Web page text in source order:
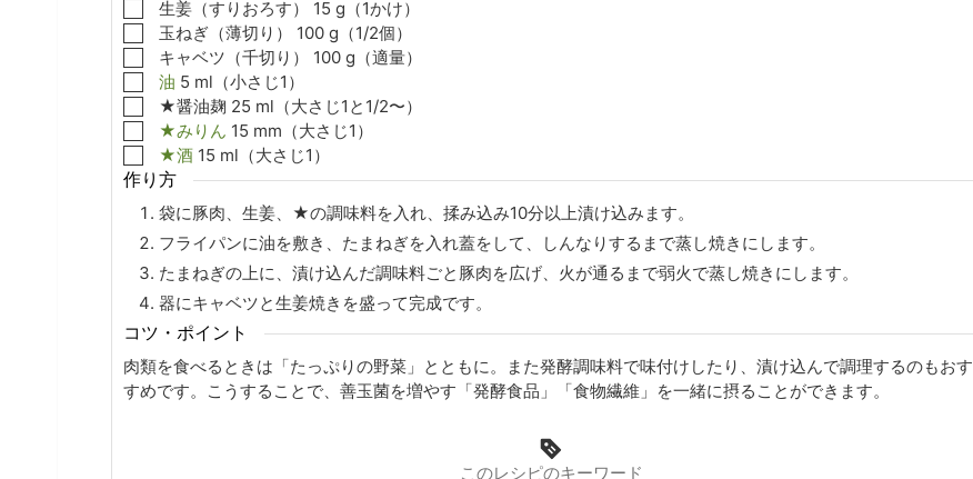
▢
生姜（すりおろす） 15 g（1かけ）
▢
玉ねぎ（薄切り） 100 g（1/2個）
▢
キャベツ（千切り） 100 g（適量）
▢
油 5 ml（小さじ1）
▢
★醤油麹 25 ml（大さじ1と1/2〜）
▢
★みりん 15 mm（大さじ1）
▢
★酒 15 ml（大さじ1）
作り方
袋に豚肉、生姜、★の調味料を入れ、揉み込み10分以上漬け込みます。
フライパンに油を敷き、たまねぎを入れ蓋をして、しんなりするまで蒸し焼きにします。
たまねぎの上に、漬け込んだ調味料ごと豚肉を広げ、火が通るまで弱火で蒸し焼きにします。
器にキャベツと生姜焼きを盛って完成です。
コツ・ポイント
肉類を食べるときは「たっぷりの野菜」とともに。また発酵調味料で味付けしたり、漬け込んで調理するのもおす
すめです。
こうすることで、善玉菌を増やす「発酵食品」「食物繊維」を一緒に摂ることができます。
このレシピのキーワード